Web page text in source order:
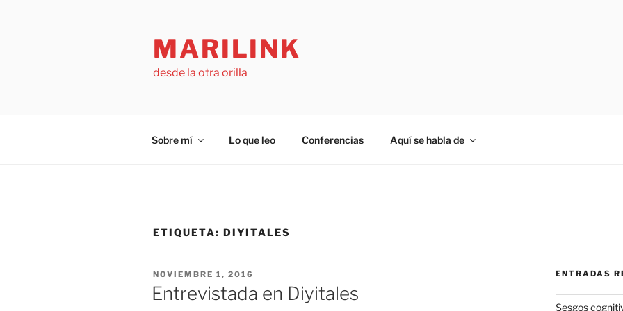
MARILINK
desde la otra orilla
Sobre mí Lo que leo Conferencias Aquí se habla de
ETIQUETA: DIYITALES
PUBLICADO
EL
NOVIEMBRE 1, 2016
Entrevistada en Diyitales
ENTRADAS
Sesgos